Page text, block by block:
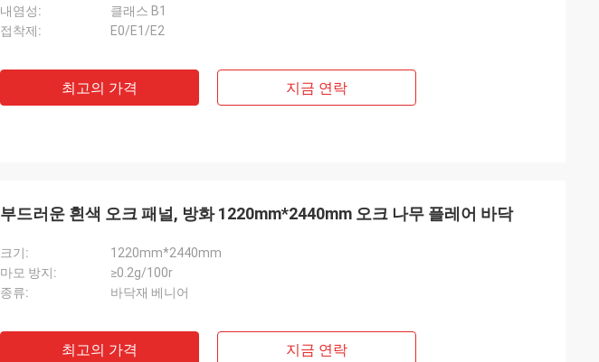
내염성:
클래스 B1
접착제:
E0/E1/E2
최고의 가격 지금 연락
부드러운 흰색 오크 패널, 방화 1220mm*2440mm 오크 나무 플레어 바닥
크기:
1220mm*2440mm
마모 방지:
≥0.2g/100r
종류:
바닥재 베니어
최고의 가격 지금 연락